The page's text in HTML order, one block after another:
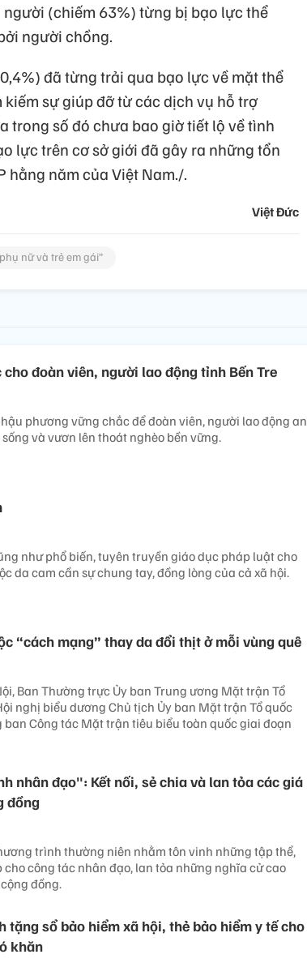
(chiếm 63%) từng bị bạo lực thể
người chồng.
đã từng trải qua bạo lực về mặt thể
sự giúp đỡ từ các dịch vụ hỗ trợ
trong số đó chưa bao giờ tiết lộ về tình
lực trên cơ sở giới đã gây ra những tổn
hằng năm của Việt Nam./.
Việt Đức
nữ và trẻ em gái”
đoàn viên, người lao động tỉnh Bến Tre
phương vững chắc để đoàn viên, người lao động an
và vươn lên thoát nghèo bền vững.
như phổ biến, tuyên truyền giáo dục pháp luật cho
da cam cần sự chung tay, đồng lòng của cả xã hội.
“cách mạng” thay da đổi thịt ở mỗi vùng quê
Ban Thường trực Ủy ban Trung ương Mặt trận Tổ
nghị biểu dương Chủ tịch Ủy ban Mặt trận Tổ quốc
ban Công tác Mặt trận tiêu biểu toàn quốc giai đoạn
nhân đạo": Kết nối, sẻ chia và lan tỏa các giá
đồng
trình thường niên nhằm tôn vinh những tập thể,
công tác nhân đạo, lan tỏa những nghĩa cử cao
đồng.
tặng sổ bảo hiểm xã hội, thẻ bảo hiểm y tế cho
khăn